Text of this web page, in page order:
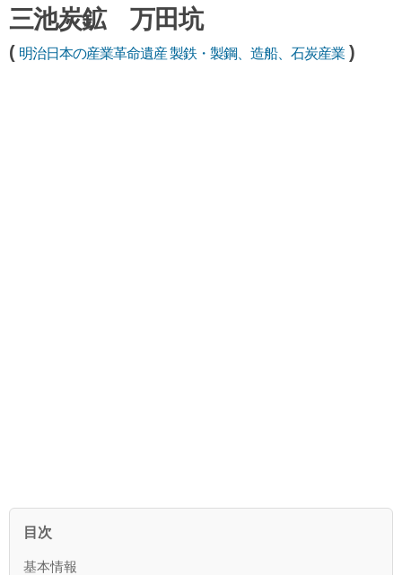
三池炭鉱 万田坑
( 明治日本の産業革命遺産 製鉄・製鋼、造船、石炭産業 )
目次
基本情報